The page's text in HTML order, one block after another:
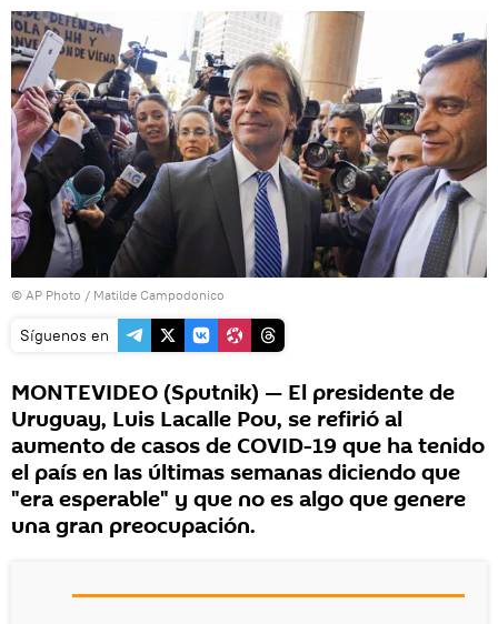
© AP Photo / Matilde Campodonico
Síguenos en
MONTEVIDEO (Sputnik) — El presidente de
Uruguay, Luis Lacalle Pou, se refirió al
aumento de casos de COVID-19 que ha tenido
el país en las últimas semanas diciendo que
"era esperable" y que no es algo que genere
una gran preocupación.